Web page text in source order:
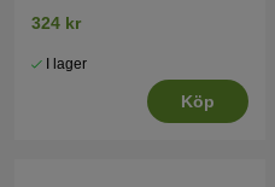
324 kr
I lager
Köp